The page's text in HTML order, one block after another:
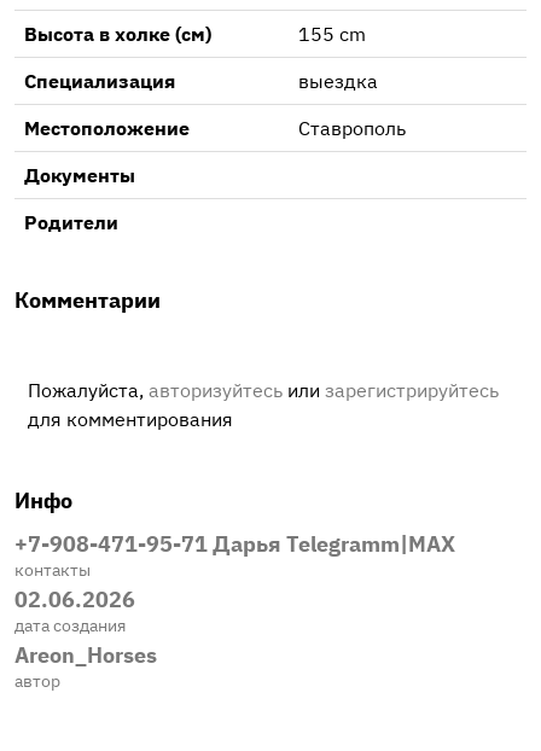
Высота в холке (см)
155 cm
Специализация
выездка
Местоположение
Ставрополь
Документы
Родители
Комментарии
Пожалуйста, авторизуйтесь или зарегистрируйтесь
для комментирования
Инфо
+7-908-471-95-71 Дарья Telegramm|MAX
контакты
02.06.2026
дата создания
Areon_Horses
автор